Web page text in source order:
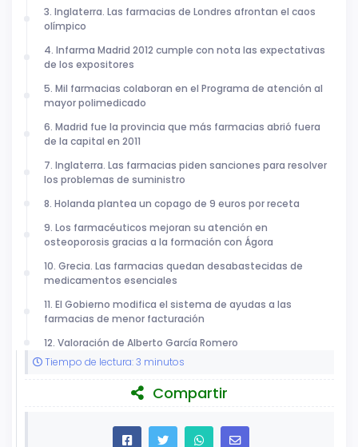
3. Inglaterra. Las farmacias de Londres afrontan el caos
olímpico
4. Infarma Madrid 2012 cumple con nota las expectativas
de los expositores
5. Mil farmacias colaboran en el Programa de atención al
mayor polimedicado
6. Madrid fue la provincia que más farmacias abrió fuera
de la capital en 2011
7. Inglaterra. Las farmacias piden sanciones para resolver
los problemas de suministro
8. Holanda plantea un copago de 9 euros por receta
9. Los farmacéuticos mejoran su atención en
osteoporosis gracias a la formación con Ágora
10. Grecia. Las farmacias quedan desabastecidas de
medicamentos esenciales
11. El Gobierno modifica el sistema de ayudas a las
farmacias de menor facturación
12. Valoración de Alberto García Romero
Tiempo de lectura: 3 minutos
Compartir